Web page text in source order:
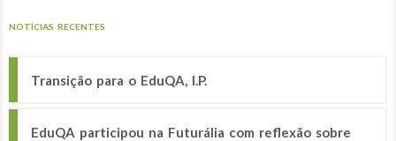
NOTÍCIAS RECENTES
Transição para o EduQA, I.P.
EduQA participou na Futurália com reflexão sobre